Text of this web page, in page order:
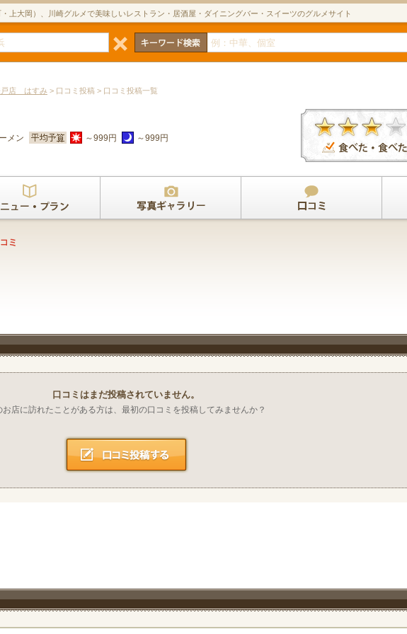
上大岡）、川崎グルメで美味しいレストラン・居酒屋・ダイニングバー・スイーツのグルメサイト
戸店 はすみ > 口コミ投稿 > 口コミ投稿一覧
メン ～999円
～999円
口コミはまだ投稿されていません。
お店に訪れたことがある方は、最初の口コミを投稿してみませんか？